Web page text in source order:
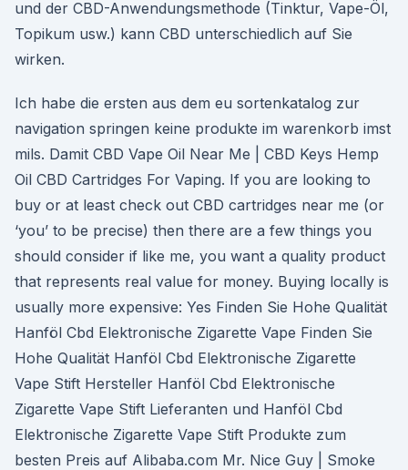
und der CBD-Anwendungsmethode (Tinktur, Vape-Öl,
Topikum usw.) kann CBD unterschiedlich auf Sie
wirken.
Ich habe die ersten aus dem eu sortenkatalog zur
navigation springen keine produkte im warenkorb imst
mils. Damit CBD Vape Oil Near Me | CBD Keys Hemp
Oil CBD Cartridges For Vaping. If you are looking to
buy or at least check out CBD cartridges near me (or
‘you’ to be precise) then there are a few things you
should consider if like me, you want a quality product
that represents real value for money. Buying locally is
usually more expensive: Yes Finden Sie Hohe Qualität
Hanföl Cbd Elektronische Zigarette Vape Finden Sie
Hohe Qualität Hanföl Cbd Elektronische Zigarette
Vape Stift Hersteller Hanföl Cbd Elektronische
Zigarette Vape Stift Lieferanten und Hanföl Cbd
Elektronische Zigarette Vape Stift Produkte zum
besten Preis auf Alibaba.com Mr. Nice Guy | Smoke